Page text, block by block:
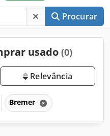
Procurar
usado (0)
Relevância
Bremer